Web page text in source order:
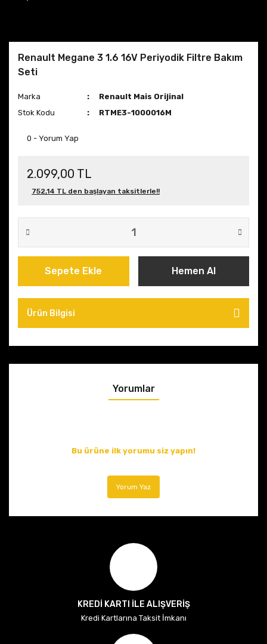
Renault Megane 3 1.6 16V Periyodik Filtre Bakım
Seti
Marka
Renault Mais Orijinal
Stok Kodu
RTME3-1000016M
0 - Yorum Yap
2.099,00 TL
752,14 TL den başlayan taksitlerle!!
Sepete Ekle Hemen Al
Ürün Bilgisi
Yorumlar
Bu ürüne ilk yorumu siz yapın!
Yorum Yaz
KREDİ KARTI İLE ALIŞVERİŞ
Kredi Kartlarına Taksit İmkanı